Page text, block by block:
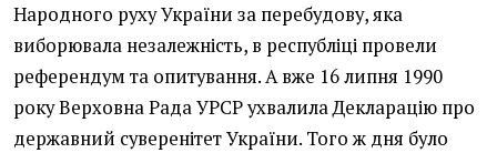
Народного руху України за перебудову, яка
виборювала незалежність, в республіці провели
референдум та опитування. А вже 16 липня 1990
року Верховна Рада УРСР ухвалила Декларацію про
державний суверенітет України. Того ж дня було